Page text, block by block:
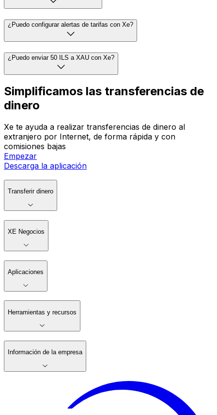
¿Puedo configurar alertas de tarifas con Xe?
¿Puedo enviar 50 ILS a XAU con Xe?
Simplificamos las transferencias de
dinero
Xe te ayuda a realizar transferencias de dinero al
extranjero por Internet, de forma rápida y con
comisiones bajas
Empezar
Descarga la aplicación
Transferir dinero
XE Negocios
Aplicaciones
Herramientas y recursos
Información de la empresa